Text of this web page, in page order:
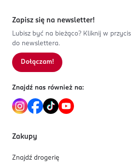
Zapisz się na newsletter!
Lubisz być na bieżąco? Kliknij w
do newslettera.
Dołączam!
Znajdź nas również na:
Zakupy
Znajdź drogerię